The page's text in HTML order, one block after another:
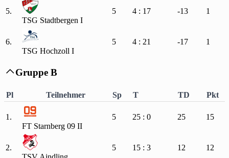
5.
TSG Stadtbergen I
5 4 : 17 -13 1
6.
TSG Hochzoll I
5 4 : 21 -17 1
 Gruppe B
Pl Teilnehmer Sp T TD Pkt
1.
FT Starnberg 09 II
5 25 : 0 25 15
2.
5 15 : 3 12 12